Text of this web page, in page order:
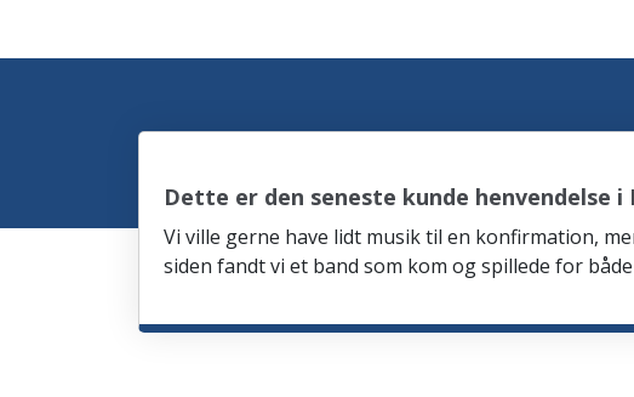
Dette er den seneste kunde henvendelse i
Vi ville gerne have lidt musik til en konfirmation,
siden fandt vi et band som kom og spillede for